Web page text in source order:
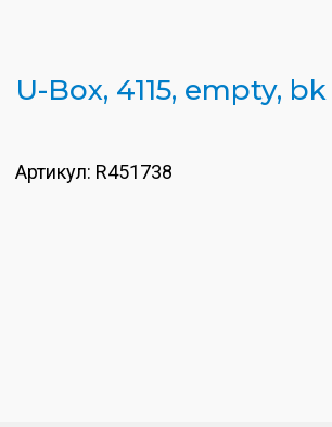
U-Box, 4115, empty, bk
Артикул: R451738